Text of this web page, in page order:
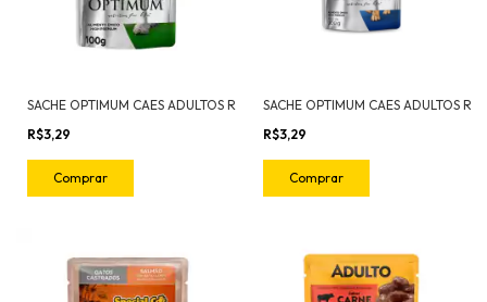
SACHE OPTIMUM CAES ADULTOS RAÇAS PEQUENAS CARNE 100G
R$3,29
R$3,29